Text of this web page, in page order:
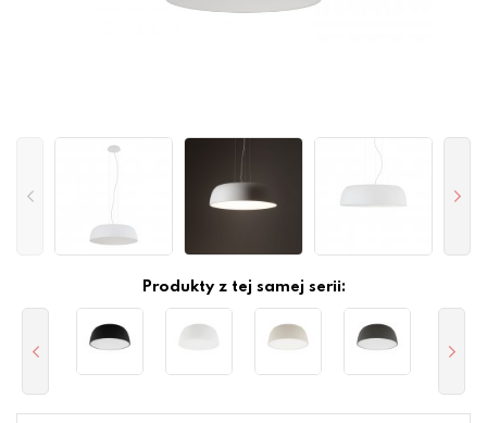
Produkty z tej samej serii: